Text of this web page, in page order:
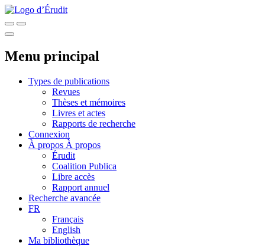
Menu principal
Types de publications
Revues
Thèses et mémoires
Livres et actes
Rapports de recherche
Connexion
À propos À propos
Érudit
Coalition Publica
Libre accès
Rapport annuel
Recherche avancée
FR
Français
English
Ma bibliothèque